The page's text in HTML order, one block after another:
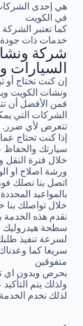
هي إحدى
في الكويت
كما تعتبر
خدمات ذات جودة
شركة
السيارات
إن كنت تحتاج
ونشات الكويت
فمن الأفضل أن
الشركات التي
تتعرض لأي ضرر.
إذا كنت تحتاج
سيارتك والحفاظ
خلال فترة النقل
ورشة اصلاح او
اتصل بنا نصلك
بالمواعيد
خلال تواصلك بنا خدمة 24 ساعة على
نقدم هذه
سطحة هيدروليك
لسرعة تنفيذ
سريعا كما
متفوقين
بحرص وبدون اي
ولذلك يتم
لذلك نخدم